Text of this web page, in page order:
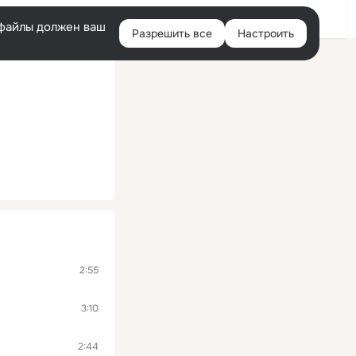
Войти
должен ваш Разрешить все Настроить
2:55
3:10
2:44